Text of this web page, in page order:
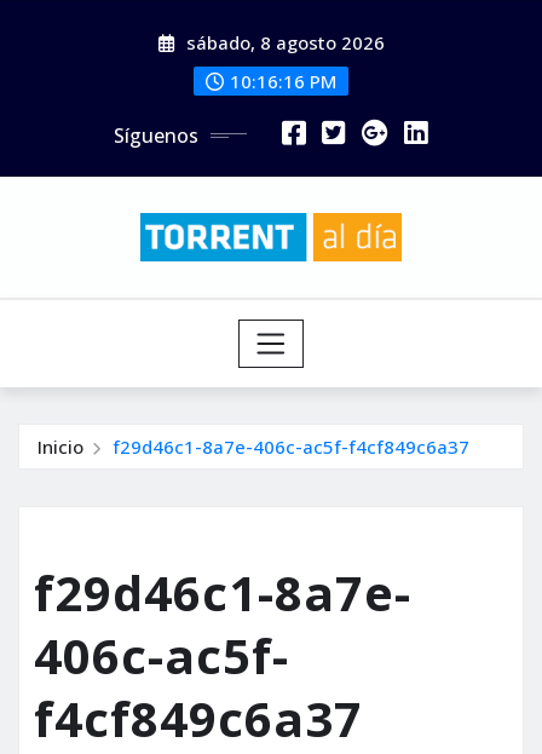
sábado, 8 agosto 2026
10:16:17 PM
Síguenos
Inicio f29d46c1-8a7e-406c-ac5f-f4cf849c6a37
f29d46c1-8a7e-
406c-ac5f-
f4cf849c6a37